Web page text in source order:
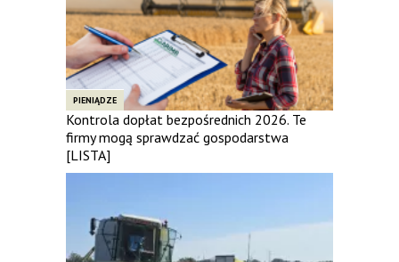
PIENIĄDZE
Kontrola dopłat bezpośrednich 2026. Te
firmy mogą sprawdzać gospodarstwa
[LISTA]